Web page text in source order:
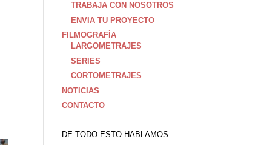
TRABAJA CON NOSOTROS
ENVIA TU PROYECTO
FILMOGRAFÍA
LARGOMETRAJES
SERIES
CORTOMETRAJES
NOTICIAS
CONTACTO
DE TODO ESTO HABLAMOS